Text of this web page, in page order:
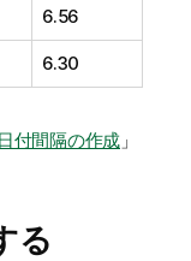
6.56
6.30
付間隔の作成 」
る